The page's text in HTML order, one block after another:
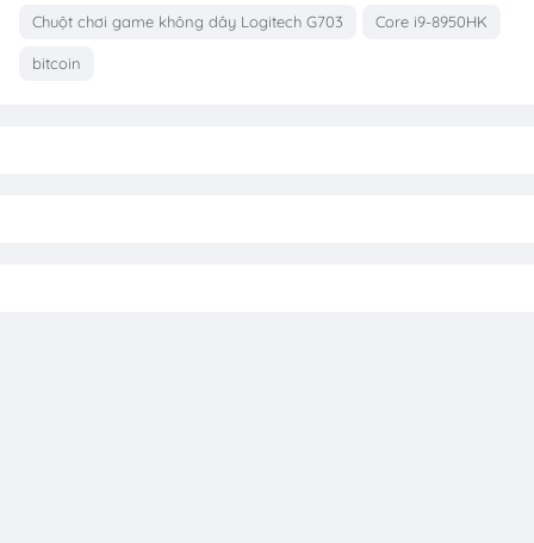
Chuột chơi game không dây Logitech G703 Core i9-8950HK
bitcoin